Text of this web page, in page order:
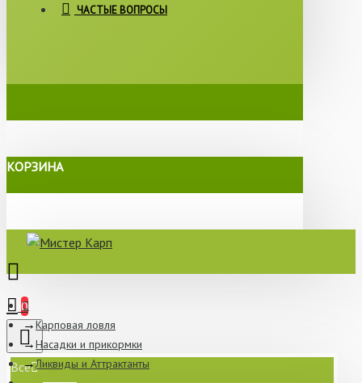
ЧАСТЫЕ ВОПРОСЫ
КОРЗИНА
0
Все
Карповая ловля
Насадки и прикормки
Ликвиды и Аттрактанты